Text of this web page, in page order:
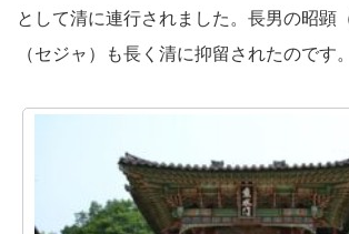
として清に連行されました。長男の昭顕
（セジャ）も長く清に抑留されたのです。